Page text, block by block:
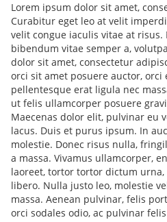
Lorem ipsum dolor sit amet,
Curabitur eget leo at velit
velit congue iaculis vitae at
bibendum vitae semper a,
dolor sit amet, consectetur
orci sit amet posuere auctor, orci
pellentesque erat ligula nec
ut felis ullamcorper posuere
Maecenas dolor elit, pulvinar eu
lacus. Duis et purus ipsum. In
molestie. Donec risus nulla,
a massa. Vivamus ullamcorper,
laoreet, tortor tortor dictum
libero. Nulla justo leo, molestie
massa. Aenean pulvinar, felis
orci sodales odio, ac pulvinar